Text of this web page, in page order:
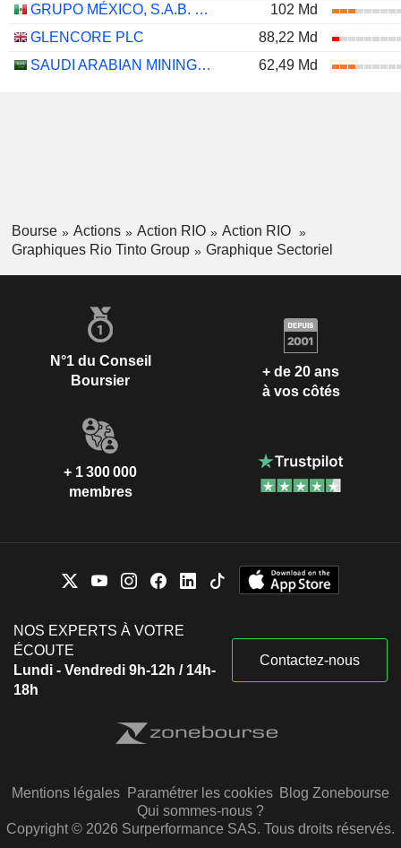
GRUPO MÉXICO, S.A.B. DE C.V.
102 Md
GLENCORE PLC
88,22 Md
SAUDI ARABIAN MINING COMPANY (MAADEN)
62,49 Md
Bourse Actions Action RIO
Action RIO
Graphiques Rio Tinto Group
Graphique Sectoriel
N°1 du Conseil
Boursier
+ de 20 ans
à vos côtés
+ 1 300 000
membres
NOS EXPERTS À VOTRE
ÉCOUTE
Lundi - Vendredi 9h-12h / 14h-
18h
Contactez-nous
Mentions légales Paramétrer les cookies Blog Zonebourse
Qui sommes-nous ?
Copyright © 2026 Surperformance SAS. Tous droits réservés.